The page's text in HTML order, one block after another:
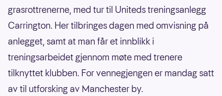
grasrottrenerne, med tur til Uniteds treningsanlegg
Carrington. Her tilbringes dagen med omvisning på
anlegget, samt at man får et innblikk i
treningsarbeidet gjennom møte med trenere
tilknyttet klubben. For vennegjengen er mandag satt
av til utforsking av Manchester by.